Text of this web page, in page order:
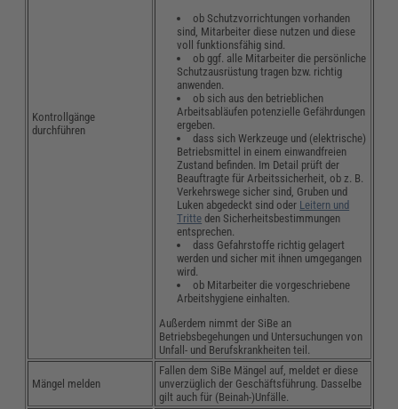
Kontrollgänge
durchführen
ob Schutzvorrichtungen vorhanden
sind, Mitarbeiter diese nutzen und diese
voll funktionsfähig sind.
ob ggf. alle Mitarbeiter die persönliche
Schutzausrüstung tragen bzw. richtig
anwenden.
ob sich aus den betrieblichen
Arbeitsabläufen potenzielle Gefährdungen
ergeben.
dass sich Werkzeuge und (elektrische)
Betriebsmittel in einem einwandfreien
Zustand befinden. Im Detail prüft der
Beauftragte für Arbeitssicherheit, ob z. B.
Verkehrswege sicher sind, Gruben und
Luken abgedeckt sind oder Leitern und
Tritte den Sicherheitsbestimmungen
entsprechen.
dass Gefahrstoffe richtig gelagert
werden und sicher mit ihnen umgegangen
wird.
ob Mitarbeiter die vorgeschriebene
Arbeitshygiene einhalten.
Außerdem nimmt der SiBe an
Betriebsbegehungen und Untersuchungen von
Unfall- und Berufskrankheiten teil.
Mängel melden
Fallen dem SiBe Mängel auf, meldet er diese
unverzüglich der Geschäftsführung. Dasselbe
gilt auch für (Beinah-)Unfälle.